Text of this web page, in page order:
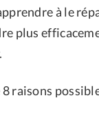
à le
plus
raisons